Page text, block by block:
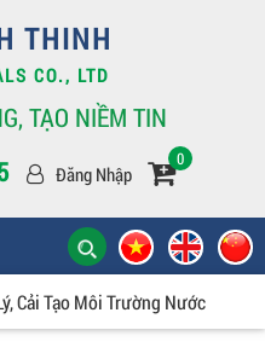
THINH
CO., LTD
TẠO NIỀM TIN
Đăng Nhập
0
Cải Tạo Môi Trường Nước